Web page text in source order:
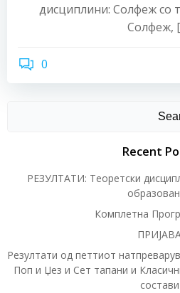
дисциплини: Солфеж со
Солфеж,
0
Recent
РЕЗУЛТАТИ: Теоретски
Комплетна
Резултати од петтиот
Поп и Џез и Сет тапани и
состави